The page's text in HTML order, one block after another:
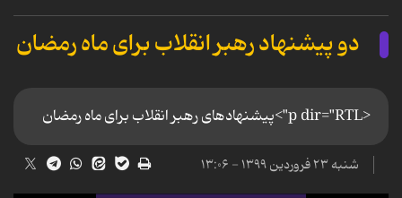
دو پیشنهاد رهبر انقلاب برای ماه رمضان
<p dir="RTL">پیشنهادهای رهبر انقلاب برای ماه رمضان
شنبه ۲۳ فروردین ۱۳۹۹ - ۱۳:۰۶